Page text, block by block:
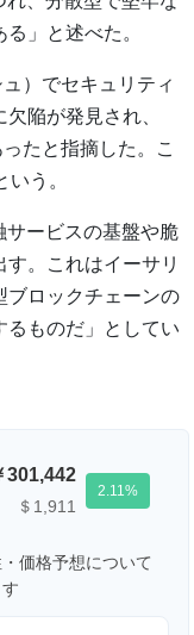
」と述べた。
）でセキュリティ
陥が発見され、
たと指摘した。こ
う。
サービスの基盤や脆
。これはイーサリ
ブロックチェーンの
るものだ」としてい
301,442
＄1,911
2.11
価格予想について